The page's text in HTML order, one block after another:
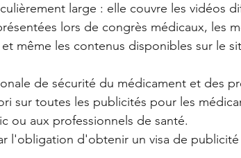
large : elle couvre les vidéos
lors de congrès médicaux, les
même les contenus disponibles sur le
de sécurité du médicament et des
sur toutes les publicités pour les
ou aux professionnels de santé.
l'obligation d'obtenir un visa de